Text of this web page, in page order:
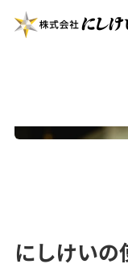
にしけいの